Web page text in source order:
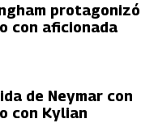
protagonizó
con aficionada
de Neymar con
con Kylian